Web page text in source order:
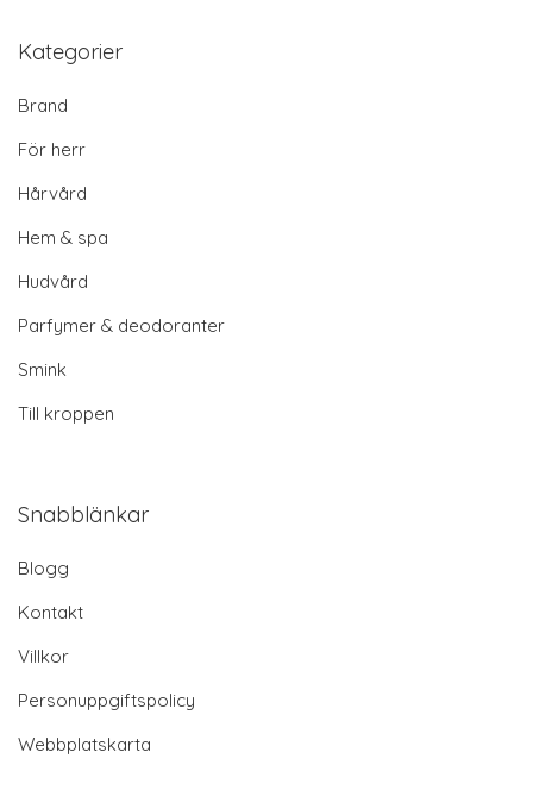
Kategorier
Brand
För herr
Hårvård
Hem & spa
Hudvård
Parfymer & deodoranter
Smink
Till kroppen
Snabblänkar
Blogg
Kontakt
Villkor
Personuppgiftspolicy
Webbplatskarta